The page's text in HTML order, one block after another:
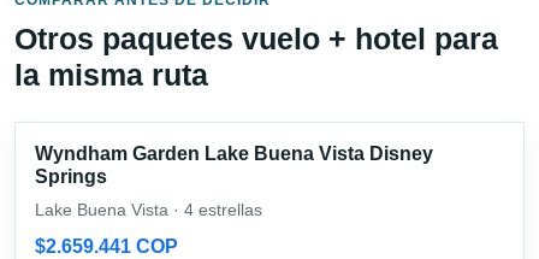
Otros paquetes vuelo + hotel para
la misma ruta
Wyndham Garden Lake Buena Vista Disney
Springs
Lake Buena Vista · 4 estrellas
$2.659.441 COP